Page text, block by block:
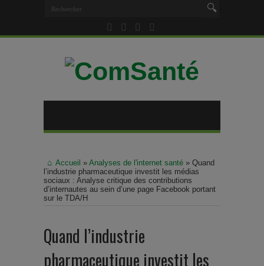
Accueil » Analyses de l'internet santé » Quand
l’industrie pharmaceutique investit les médias
sociaux : Analyse critique des contributions
d’internautes au sein d’une page Facebook portant
sur le TDA/H
Quand l’industrie
pharmaceutique investit les